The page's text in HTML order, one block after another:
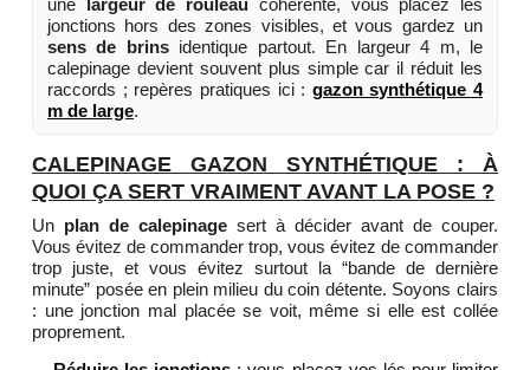
jonctions hors des zones visibles, et vous gardez un
sens de brinsidentique partout. En largeur 4 m, le
calepinage devient souvent plus simple car il réduit les
raccords ; repères pratiques ici : gazon synthétique 4
m de large.
CALEPINAGE GAZON SYNTHÉTIQUE : À
QUOI ÇA SERT VRAIMENT AVANT LA POSE ?
Un plan de calepinage sert à décider avant de couper.
Vous évitez de commander trop, vous évitez de commander
trop juste, et vous évitez surtout la “bande de dernière
minute” posée en plein milieu du coin détente. Soyons clairs
: une jonction mal placée se voit, même si elle est collée
proprement.